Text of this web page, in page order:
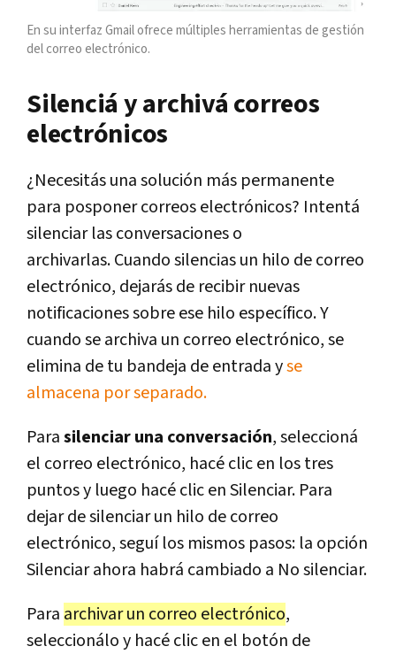
En su interfaz Gmail ofrece múltiples herramientas de gestión
del correo electrónico.
Silenciá y archivá correos
electrónicos
¿Necesitás una solución más permanente
para posponer correos electrónicos? Intentá
silenciar las conversaciones o
archivarlas. Cuando silencias un hilo de correo
electrónico, dejarás de recibir nuevas
notificaciones sobre ese hilo específico. Y
cuando se archiva un correo electrónico, se
elimina de tu bandeja de entrada yse
almacena por separado.
Parasilenciar una conversación, seleccioná
el correo electrónico, hacé clic en los tres
puntos y luego hacé clic en Silenciar. Para
dejar de silenciar un hilo de correo
electrónico, seguí los mismos pasos: la opción
Silenciar ahora habrá cambiado a No silenciar.
Para archivar un correo electrónico,
seleccionálo y hacé clic en el botón de